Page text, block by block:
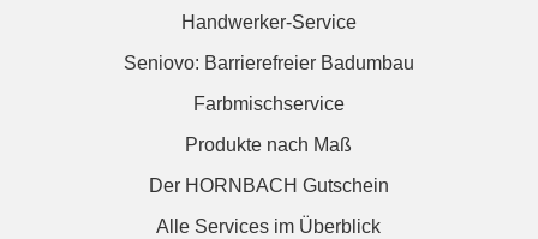
Handwerker-Service
Seniovo: Barrierefreier Badumbau
Farbmischservice
Produkte nach Maß
Der HORNBACH Gutschein
Alle Services im Überblick